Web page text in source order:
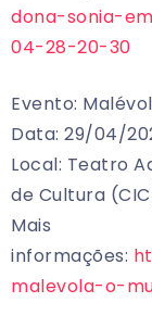
dona-sonia-
04-28-20-30
Evento:
Data: 29/04/
Local: Teatro
de Cultura
Mais
informações:
malevola-o-